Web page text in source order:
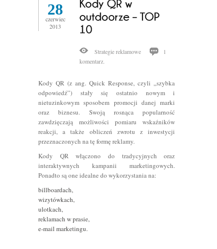
28
czerwiec
2013
Strategie reklamowe
1
komentarz.
Kody QR (z ang. Quick Response, czyli „szybka
odpowiedź”) stały się ostatnio nowym i
nietuzinkowym sposobem promocji danej marki
oraz biznesu. Swoją rosnąca popularność
zawdzięczają możliwości pomiaru wskaźników
reakcji, a także obliczeń zwrotu z inwestycji
przeznaczonych na tę formę reklamy.
Kody QR włączono do tradycyjnych oraz
interaktywnych kampanii marketingowych.
Ponadto są one idealne do wykorzystania na:
billboardach,
wizytówkach,
ulotkach,
reklamach w prasie,
e-mail marketingu.